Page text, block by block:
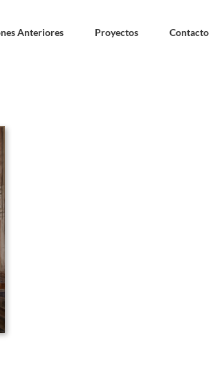
Anteriores Proyectos Contacto